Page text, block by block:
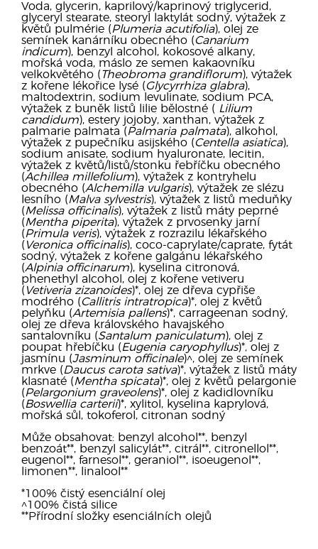
Voda, glycerin, kaprilový/kaprinový triglycerid,
glyceryl stearate, steoryl laktylát sodný, výtažek z
květů pulmérie (Plumeria acutifolia), olej ze
semínek kanárníku obecného (Canarium
indicum), benzyl alcohol, kokosové alkany,
mořská voda, máslo ze semen kakaovníku
velkokvětého (Theobroma grandiflorum), výtažek
z kořene lékořice lysé (Glycyrrhiza glabra),
maltodextrin, sodium levulinate, sodium PCA,
výtažek z buněk listů lilie bělostné ( Lilium
candidum), estery jojoby, xanthan, výtažek z
palmarie palmata (Palmaria palmata), alkohol,
výtažek z pupečníku asijského (Centella asiatica),
sodium anisate, sodium hyaluronate, lecitin,
výtažek z květů/listů/stonku řebříčku obecného
(Achillea millefolium), výtažek z kontryhelu
obecného (Alchemilla vulgaris), výtažek ze slézu
lesního (Malva sylvestris), výtažek z listů meduňky
(Melissa officinalis), výtažek z listů máty peprné
(Mentha piperita), výtažek z prvosenky jarní
(Primula veris), výtažek z rozrazilu lékařského
( Veronica officinalis), coco-caprylate/caprate, fytát
sodný, výtažek z kořene galgánu lékařského
(Alpinia officinarum), kyselina citronová,
phenethyl alcohol, olej z kořene vetiveru
( Vetiveria zizanoides)*, olej ze dřeva cypřiše
modrého (Callitris intratropica)*, olej z květů
pelyňku (Artemisia pallens)*, carrageenan sodný,
olej ze dřeva královského havajského
santalovníku (Santalum paniculatum), olej z
poupat hřebíčku (Eugenia caryophyllus)*, olej z
jasmínu (Jasminum officinale)^, olej ze semínek
mrkve (Daucus carota sativa)*, výtažek z listů máty
klasnaté (Mentha spicata)*, olej z květů pelargonie
(Pelargonium graveolens)*, olej z kadidlovníku
(Boswellia carterii)*, xylitol, kyselina kaprylová,
mořská sůl, tokoferol, citronan sodný
Může obsahovat: benzyl alcohol**, benzyl
benzoát**, benzyl salicylát**, citrál**, citronellol**,
eugenol**, farnesol**, geraniol**, isoeugenol**,
limonen**, linalool**
*100% čistý esenciální olej
^100% čistá silice
**Přírodní složky esenciálních olejů